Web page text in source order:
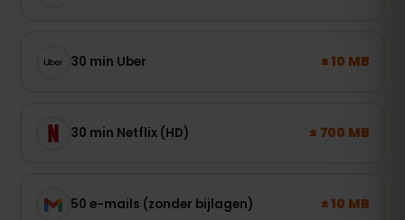
30 min Uber ± 10 MB
30 min Netflix (HD) ± 700 MB
50 e-mails (zonder bijlagen) ± 10 MB